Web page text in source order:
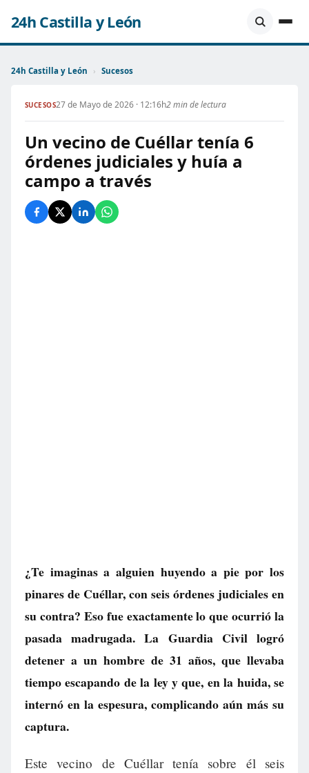
24h Castilla y León
24h Castilla y León › Sucesos
SUCESOS27 de Mayo de 2026 · 12:16h2 min de lectura
Un vecino de Cuéllar tenía 6
órdenes judiciales y huía a
campo a través
¿Te imaginas a alguien huyendo a pie por los
pinares de Cuéllar, con seis órdenes judiciales en
su contra? Eso fue exactamente lo que ocurrió la
pasada madrugada. La Guardia Civil logró
detener a un hombre de 31 años, que llevaba
tiempo escapando de la ley y que, en la huida, se
internó en la espesura, complicando aún más su
captura.
Este vecino de Cuéllar tenía sobre él seis